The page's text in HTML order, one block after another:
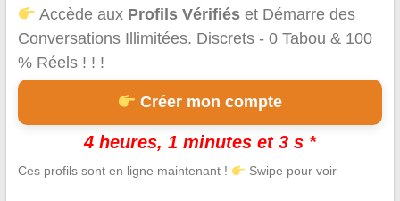
Accède aux Profils Vérifiés et Démarre des
Conversations Illimitées. Discrets - 0 Tabou & 100
% Réels ! ! !
Créer mon compte
4 heures, 1 minutes et 3 s *
Ces profils sont en ligne maintenant ! Swipe pour voir